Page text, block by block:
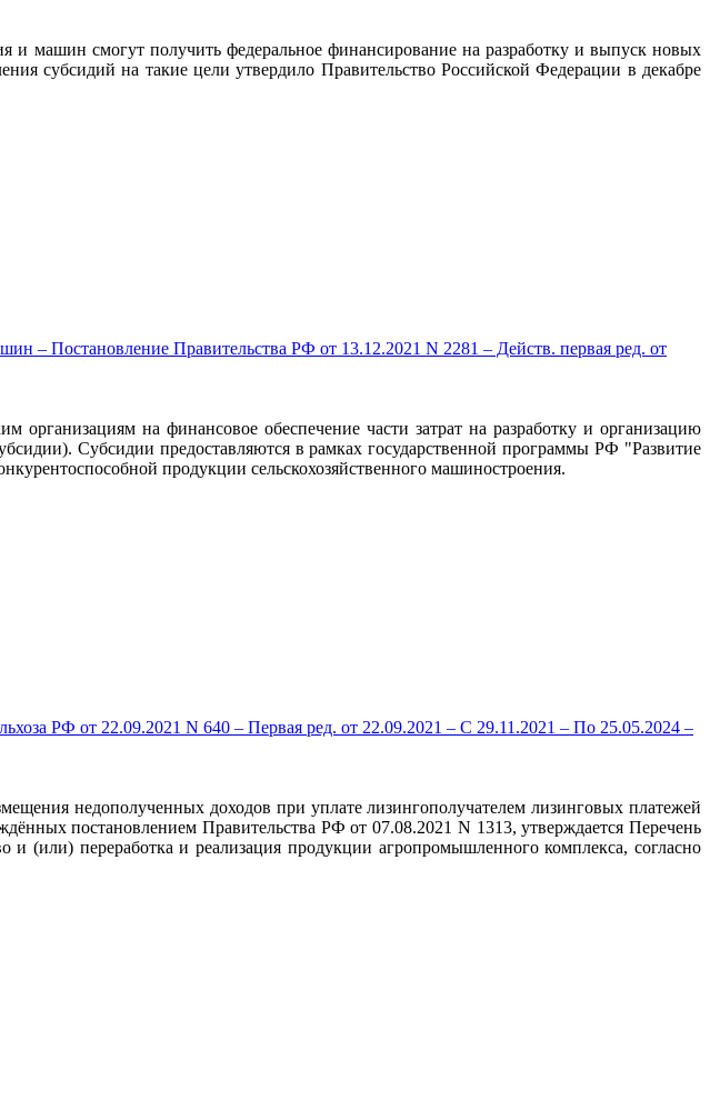
и машин смогут получить федеральное финансирование на разработку и выпуск новых
субсидий на такие цели утвердило Правительство Российской Федерации в декабре
– Постановление Правительства РФ от 13.12.2021 N 2281 – Действ. первая ред. от
организациям на финансовое обеспечение части затрат на разработку и организацию
Субсидии предоставляются в рамках государственной программы РФ "Развитие
продукции сельскохозяйственного машиностроения.
РФ от 22.09.2021 N 640 – Первая ред. от 22.09.2021 – С 29.11.2021 – По 25.05.2024 –
недополученных доходов при уплате лизингополучателем лизинговых платежей
постановлением Правительства РФ от 07.08.2021 N 1313, утверждается Перечень
(или) переработка и реализация продукции агропромышленного комплекса, согласно